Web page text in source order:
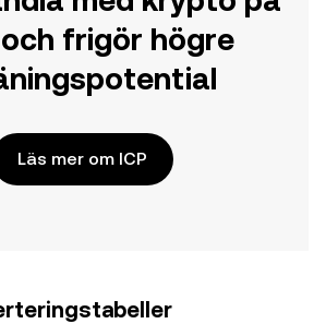
frigör högre
Läs mer om ICP